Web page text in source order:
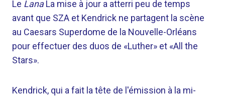
Le LanaLa mise à jour a atterri peu de temps
avant que SZA et Kendrick ne partagent la scène
au Caesars Superdome de la Nouvelle-Orléans
pour effectuer des duos de «Luther» et «All the
Stars».
Kendrick, qui a fait la tête de l'émission à la mi-